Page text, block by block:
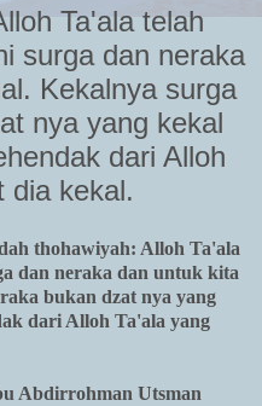
Ta'ala telah
surga dan neraka
Kekalnya surga
nya yang kekal
dari Alloh
dia kekal.
thohawiyah: Alloh Ta'ala
dan neraka dan untuk kita
bukan dzat nya yang
dari Alloh Ta'ala yang
Abdirrohman Utsman